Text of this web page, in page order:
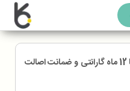
جاروشارژی بوش BSHF2mx20 با 12 ماه گارانتی و ضمانت اصالت